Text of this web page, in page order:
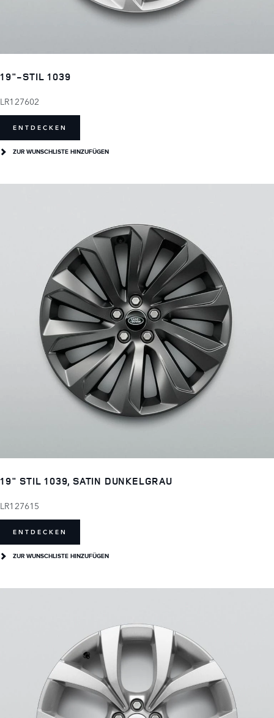
19"-STIL 1039
LR127602
ENTDECKEN
ZUR WUNSCHLISTE HINZUFÜGEN
19" STIL 1039, SATIN DUNKELGRAU
LR127615
ENTDECKEN
ZUR WUNSCHLISTE HINZUFÜGEN